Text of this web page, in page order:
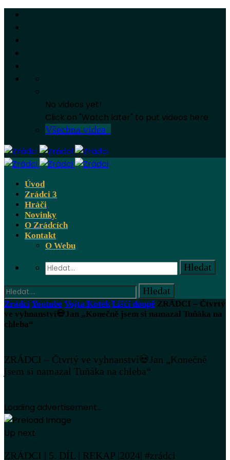
No videos yet!
Click on "Watch later" to put videos here
Všechna videa
Úvod
Zrádci 3
Hráči
Novinky
O Zrádcích
Kontakt
O Webu
ZrádciYoutube Vojta Kotek Liščí doupě ZRÁDCI – Čtvrtý
ve vyhnanství💀Jan „Konečně jsem si namazal Tuňáka na
chleba“
ZRÁDCI – Čtvrtý ve vyhnanství💀Jan „Konečně
jsem si namazal Tuňáka na chleba“
Loading advertisement...
Up next
ZRÁDCI | 5. DÍL | REKAP |2024| #zrádci